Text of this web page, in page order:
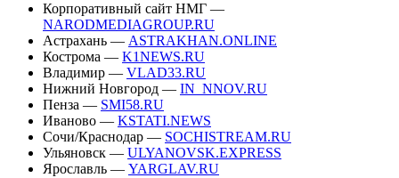
Корпоративный сайт НМГ —
NARODMEDIAGROUP.RU
Астрахань — ASTRAKHAN.ONLINE
Кострома — K1NEWS.RU
Владимир — VLAD33.RU
Нижний Новгород — IN_NNOV.RU
Пенза — SMI58.RU
Иваново — KSTATI.NEWS
Сочи/Краснодар — SOCHISTREAM.RU
Ульяновск — ULYANOVSK.EXPRESS
Ярославль — YARGLAV.RU